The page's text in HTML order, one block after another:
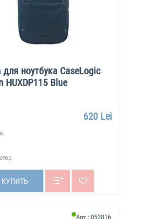
ноутбука CaseLogic
HUXDP115 Blue
620 Lei
КУПИТЬ
Арт.:052816